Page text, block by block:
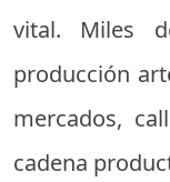
vital. Miles
producción
mercados,
cadena